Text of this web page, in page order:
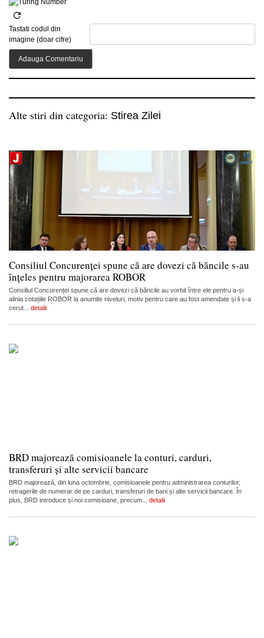
Tastati codul din
imagine (doar cifre)
Alte stiri din categoria: Stirea Zilei
Consiliul Concurenței spune că are dovezi că băncile s-au
înțeles pentru majorarea ROBOR
Consiliul Concurenței spune că are dovezi că băncile au vorbit între ele pentru a-și
alinia cotațiile ROBOR la anumite niveluri, motiv pentru care au fost amendate și li s-a
cerut... detalii
BRD majorează comisioanele la conturi, carduri,
transferuri și alte servicii bancare
BRD majorează, din luna octombrie, comisioanele pentru administrarea conturilor,
retragerile de numerar de pe carduri, transferuri de bani și alte servicii bancare. În
plus, BRD introduce și noi comisioane, precum... detalii